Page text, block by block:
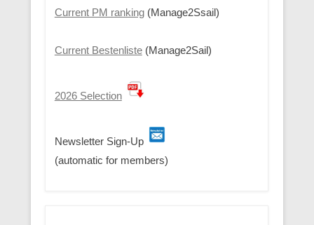
Current PM ranking(Manage2Ssail)
Current Bestenliste(Manage2Sail)
2026 Selection
Newsletter Sign-Up
(automatic for members)